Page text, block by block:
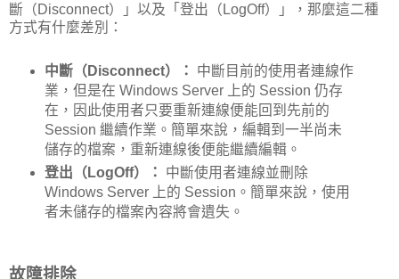
斷（Disconnect）」以及「登出（LogOff）」，那麼這二種
方式有什麼差別：
中斷（Disconnect）：
中斷目前的使用者連線作
業，但是在 Windows Server 上的 Session 仍存
在，因此使用者只要重新連線便能回到先前的
Session 繼續作業。簡單來說，編輯到一半尚未
儲存的檔案，重新連線後便能繼續編輯。
登出（LogOff）：
中斷使用者連線並刪除
Windows Server 上的 Session。簡單來說，使用
者未儲存的檔案內容將會遺失。
故障排除